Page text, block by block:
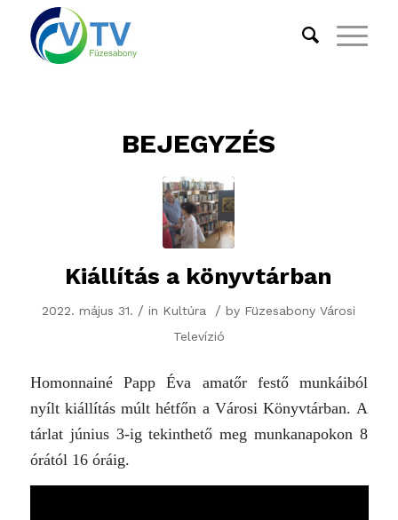
BEJEGYZÉS
Kiállítás a könyvtárban
2022. május 31. / in Kultúra / by Füzesabony Városi
Televízió
Homonnainé Papp Éva amatőr festő munkáiból
nyílt kiállítás múlt hétfőn a Városi Könyvtárban. A
tárlat június 3-ig tekinthető meg munkanapokon 8
órától 16 óráig.